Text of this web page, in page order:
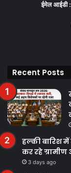
ईमेल आईडी :
Recent Posts
हल्की बारिश
कर रहे
3 days ago